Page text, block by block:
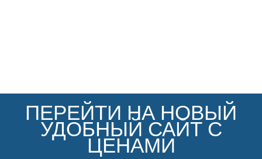
ПЕРЕЙТИ НА НОВЫЙ
УДОБНЫЙ САЙТ С
ЦЕНАМИ